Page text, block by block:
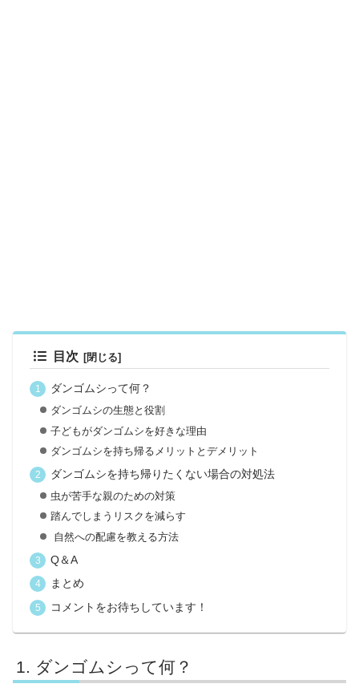
目次
ダンゴムシって何？
ダンゴムシの生態と役割
子どもがダンゴムシを好きな理由
ダンゴムシを持ち帰るメリットとデメリット
ダンゴムシを持ち帰りたくない場合の対処法
虫が苦手な親のための対策
踏んでしまうリスクを減らす
自然への配慮を教える方法
Q＆A
まとめ
コメントをお待ちしています！
ダンゴムシって何？